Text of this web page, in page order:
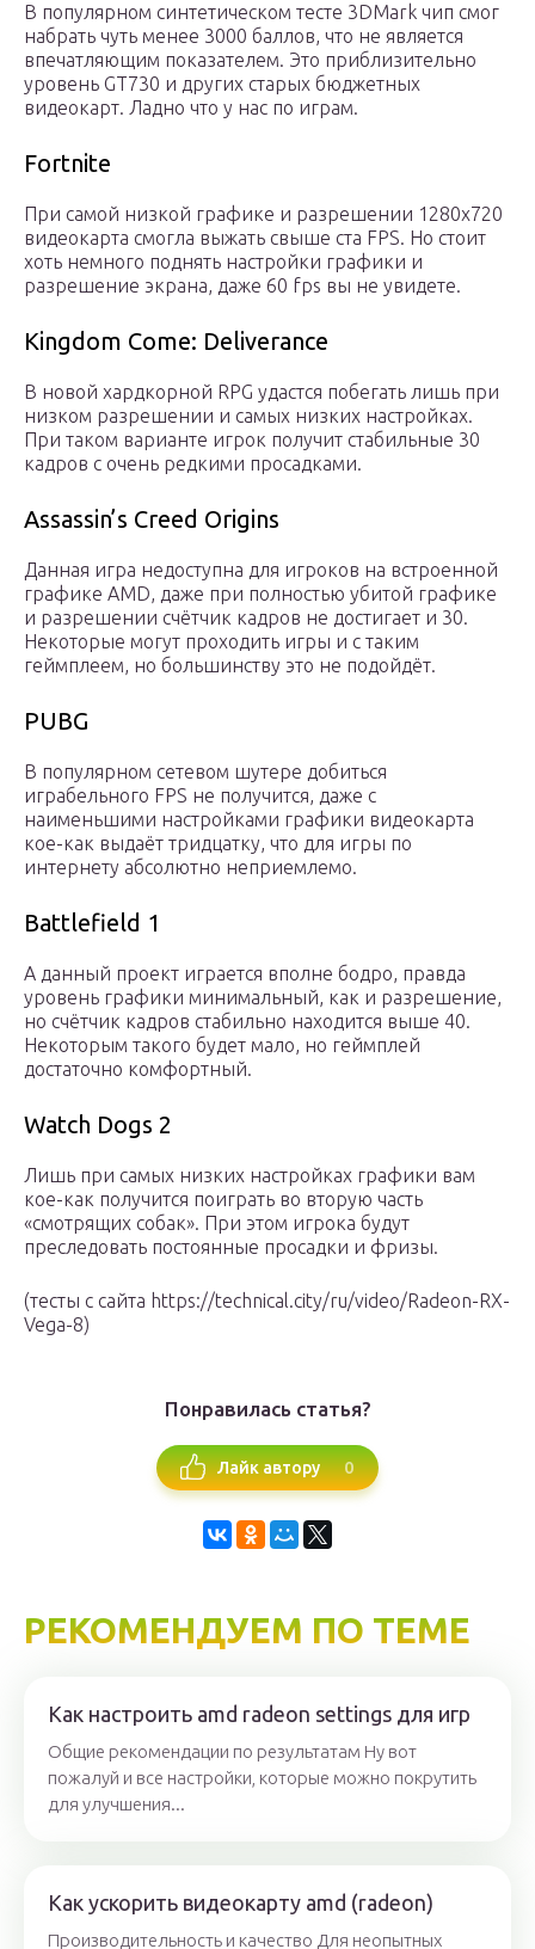
В популярном синтетическом тесте 3DMark чип смог
набрать чуть менее 3000 баллов, что не является
впечатляющим показателем. Это приблизительно
уровень GT730 и других старых бюджетных
видеокарт. Ладно что у нас по играм.
Fortnite
При самой низкой графике и разрешении 1280х720
видеокарта смогла выжать свыше ста FPS. Но стоит
хоть немного поднять настройки графики и
разрешение экрана, даже 60 fps вы не увидете.
Kingdom Come: Deliverance
В новой хардкорной RPG удастся побегать лишь при
низком разрешении и самых низких настройках.
При таком варианте игрок получит стабильные 30
кадров с очень редкими просадками.
Assassin’s Creed Origins
Данная игра недоступна для игроков на встроенной
графике AMD, даже при полностью убитой графике
и разрешении счётчик кадров не достигает и 30.
Некоторые могут проходить игры и с таким
геймплеем, но большинству это не подойдёт.
PUBG
В популярном сетевом шутере добиться
играбельного FPS не получится, даже с
наименьшими настройками графики видеокарта
кое-как выдаёт тридцатку, что для игры по
интернету абсолютно неприемлемо.
Battlefield 1
А данный проект играется вполне бодро, правда
уровень графики минимальный, как и разрешение,
но счётчик кадров стабильно находится выше 40.
Некоторым такого будет мало, но геймплей
достаточно комфортный.
Watch Dogs 2
Лишь при самых низких настройках графики вам
кое-как получится поиграть во вторую часть
«смотрящих собак». При этом игрока будут
преследовать постоянные просадки и фризы.
(тесты с сайта https://technical.city/ru/video/Radeon-RX-
Vega-8)
Понравилась статья?
Лайк автору 0
РЕКОМЕНДУЕМ ПО ТЕМЕ
Как настроить amd radeon settings для игр
Общие рекомендации по результатам Ну вот
пожалуй и все настройки, которые можно покрутить
для улучшения...
Как ускорить видеокарту amd (radeon)
Производительность и качество Для неопытных